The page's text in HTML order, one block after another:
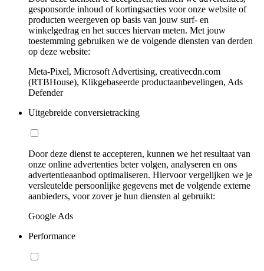
gesponsorde inhoud of kortingsacties voor onze website of
producten weergeven op basis van jouw surf- en
winkelgedrag en het succes hiervan meten. Met jouw
toestemming gebruiken we de volgende diensten van derden
op deze website:
Meta-Pixel, Microsoft Advertising, creativecdn.com
(RTBHouse), Klikgebaseerde productaanbevelingen, Ads
Defender
Uitgebreide conversietracking
Door deze dienst te accepteren, kunnen we het resultaat van
onze online advertenties beter volgen, analyseren en ons
advertentieaanbod optimaliseren. Hiervoor vergelijken we je
versleutelde persoonlijke gegevens met de volgende externe
aanbieders, voor zover je hun diensten al gebruikt:
Google Ads
Performance